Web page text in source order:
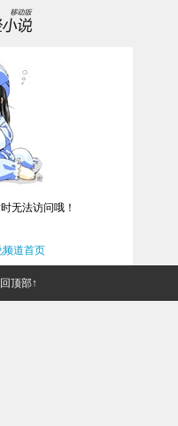
无法访问哦！
频道首页
顶部↑